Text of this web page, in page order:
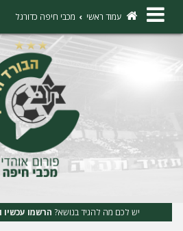
×
ו
עמוד ראשי מכבי חיפה כדורגל
יש לכם מה להגיד בנושא? הרשמו עכשיו